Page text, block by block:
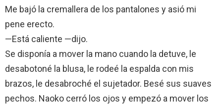
Me bajó la cremallera de los pantalones y asió mi
pene erecto.
—Está caliente —dijo.
Se disponía a mover la mano cuando la detuve, le
desabotoné la blusa, le rodeé la espalda con mis
brazos, le desabroché el sujetador. Besé sus suaves
pechos. Naoko cerró los ojos y empezó a mover los